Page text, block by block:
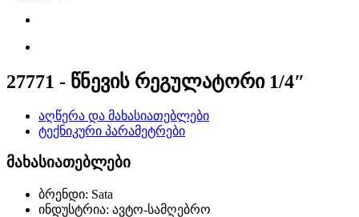
27771 - წნევის რეგულატორი 1/4″
აღწერა და მახასიათებლები
ტექნიკური პარამეტრები
მახასიათებლები
ბრენდი: Sata
ინდუსტრია: ავტო-სამღებრო